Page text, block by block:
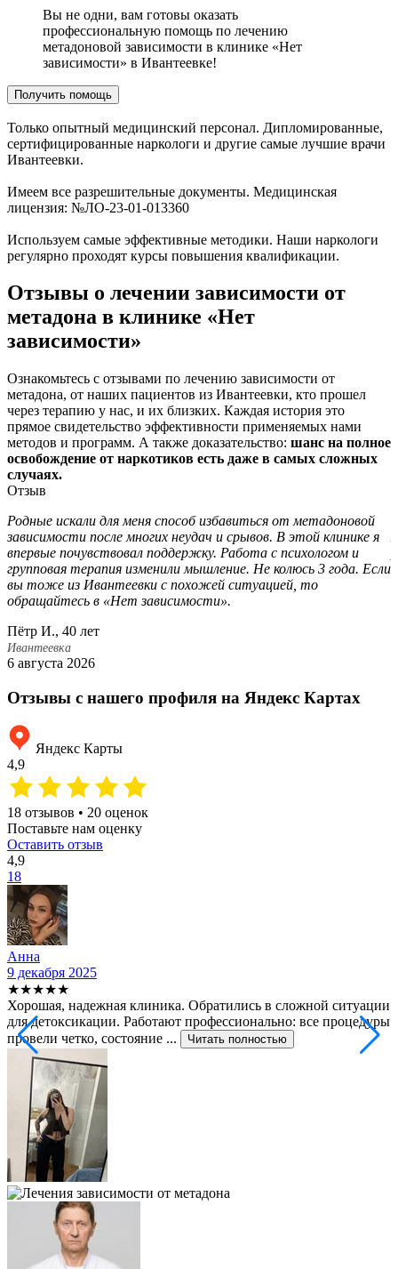
Вы не одни, вам готовы оказать
профессиональную помощь по лечению
метадоновой зависимости в клинике «Нет
зависимости» в Ивантеевке!
Получить помощь
Только опытный медицинский персонал. Дипломированные,
сертифицированные наркологи и другие самые лучшие врачи
Ивантеевки.
Имеем все разрешительные документы. Медицинская
лицензия: №ЛО-23-01-013360
Используем самые эффективные методики. Наши наркологи
регулярно проходят курсы повышения квалификации.
Отзывы о лечении зависимости от
метадона в клинике «Нет
зависимости»
Ознакомьтесь с отзывами по лечению зависимости от
метадона, от наших пациентов из Ивантеевки, кто прошел
через терапию у нас, и их близких. Каждая история это
прямое свидетельство эффективности применяемых нами
методов и программ. А также доказательство: шанс на полное
освобождение от наркотиков есть даже в самых сложных
случаях.
Отзыв
Родные искали для меня способ избавиться от метадоновой
зависимости после многих неудач и срывов. В этой клинике я
впервые почувствовал поддержку. Работа с психологом и
групповая терапия изменили мышление. Не колюсь 3 года. Если
вы тоже из Ивантеевки с похожей ситуацией, то
обращайтесь в «Нет зависимости».
Пётр И., 40 лет
Ивантеевка
6 августа 2026
Отзывы с нашего профиля на Яндекс Картах
Яндекс Карты
4,9
18 отзывов • 20 оценок
Поставьте нам оценку
Оставить отзыв
4,9
18
Анна
9 декабря 2025
★★★★★
Хорошая, надежная клиника. Обратились в сложной ситуации
для детоксикации. Работают профессионально: все процедуры
провели четко, состояние ...
Читать полностью